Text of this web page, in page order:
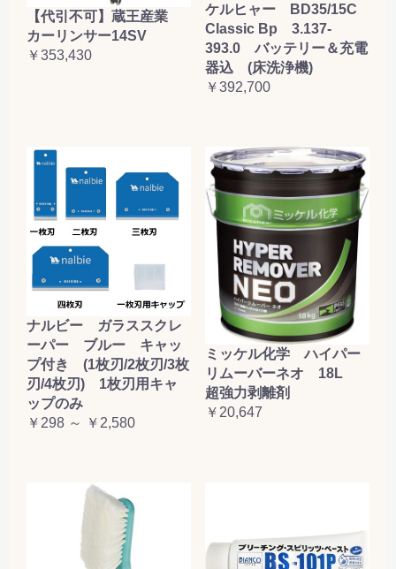
【代引不可】蔵王産業
カーリンサー14SV
￥353,430
ケルヒャー BD35/15C
Classic Bp 3.137-
393.0 バッテリー＆充電
器込 (床洗浄機)
￥392,700
ナルビー ガラススクレ
ーパー ブルー キャッ
プ付き (1枚刃/2枚刃/3枚
刃/4枚刃) 1枚刃用キャ
ップのみ
￥298 ～ ￥2,580
ミッケル化学 ハイパー
リムーバーネオ 18L
超強力剥離剤
￥20,647